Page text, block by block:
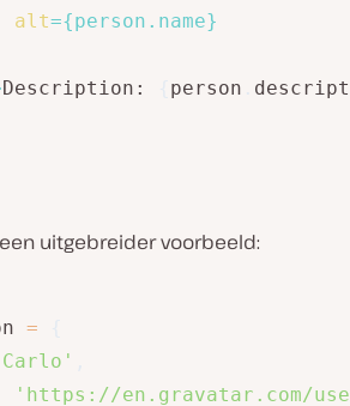
alt={person . name}
Description: person
uitgebreider voorbeeld:
=
'https://en.gravatar.com/